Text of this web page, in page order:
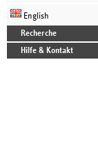
English
Recherche
Hilfe & Kontakt